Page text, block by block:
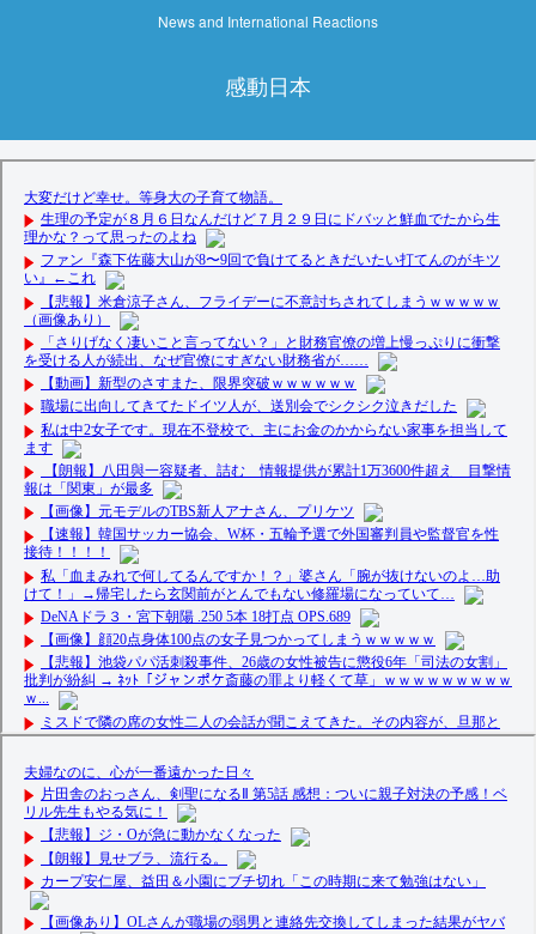
News and International Reactions
感動日本